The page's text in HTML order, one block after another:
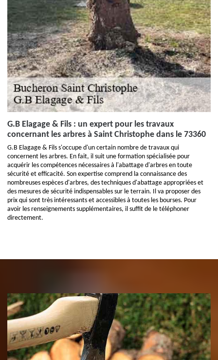
G.B Elagage & Fils : un expert pour les travaux
concernant les arbres à Saint Christophe dans le 73360
G.B Elagage & Fils s'occupe d'un certain nombre de travaux qui
concernent les arbres. En fait, il suit une formation spécialisée pour
acquérir les compétences nécessaires à l'abattage d'arbres en toute
sécurité et efficacité. Son expertise comprend la connaissance des
nombreuses espèces d'arbres, des techniques d'abattage appropriées et
des mesures de sécurité indispensables sur le terrain. Il va proposer des
prix qui sont très intéressants et accessibles à toutes les bourses. Pour
avoir les renseignements supplémentaires, il suffit de le téléphoner
directement.